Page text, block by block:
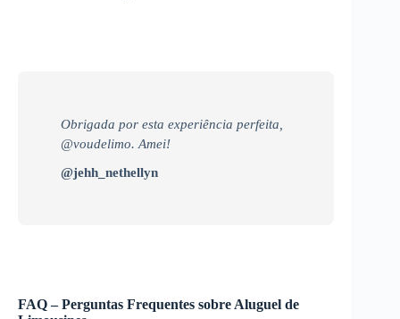
Obrigada por esta experiência perfeita,
@voudelimo. Amei!
@jehh_nethellyn
FAQ – Perguntas Frequentes sobre Aluguel de